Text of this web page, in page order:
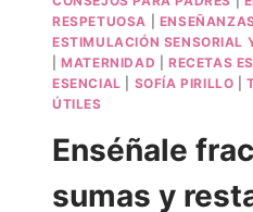
RESPETUOSA
ESTIMULACIÓN SENSORIAL
|MATERNIDAD RECETAS
ESENCIAL
SOFÍA PIRILLO |
ÚTILES
Enséñale
sumas y